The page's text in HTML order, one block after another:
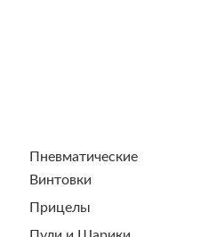
Пневматические
Винтовки
Прицелы